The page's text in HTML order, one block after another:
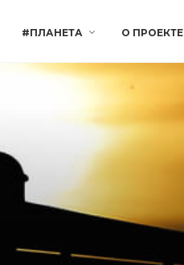
#ПЛАНЕТА О ПРОЕКТЕ